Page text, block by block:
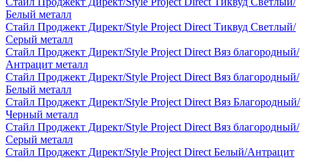
Белый металл
Стайл Проджект Директ/Style Project Direct Тиквуд Светлый/
Серый металл
Стайл Проджект Директ/Style Project Direct Вяз благородный/
Антрацит металл
Стайл Проджект Директ/Style Project Direct Вяз благородный/
Белый металл
Стайл Проджект Директ/Style Project Direct Вяз Благородный/
Черный металл
Стайл Проджект Директ/Style Project Direct Вяз благородный/
Серый металл
Стайл Проджект Директ/Style Project Direct Белый/Антрацит